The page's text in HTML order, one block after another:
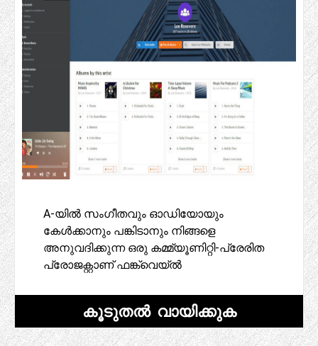
A-യിൽ സംഗീതവും ഓഡിയോയും
കേൾക്കാനും പങ്കിടാനും നിങ്ങളെ
അനുവദിക്കുന്ന ഒരു കമ്മ്യൂണിറ്റി-പ്രേരിത
പ്രോജക്റ്റാണ് ഫങ്ക്‌വെയ്ൽ
കൂടുതൽ വായിക്കുക